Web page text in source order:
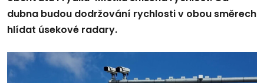
dubna budou dodržování rychlosti v obou směrech
hlídat úsekové radary.